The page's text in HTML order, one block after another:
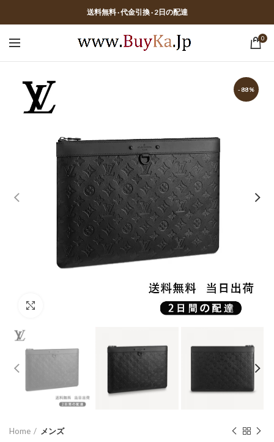
送料無料 · 代金引換 · 2日の配達
0
-88%
Home メンズ